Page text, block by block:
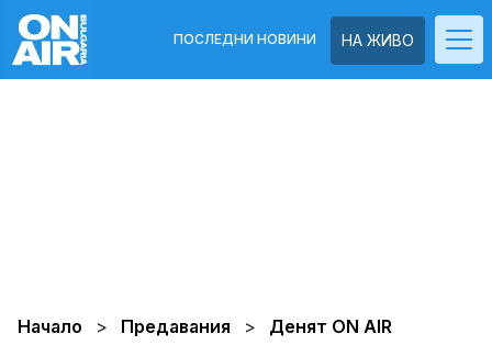
НА ЖИВО
ПОСЛЕДНИ НОВИНИ
Начало Предавания Денят ON AIR